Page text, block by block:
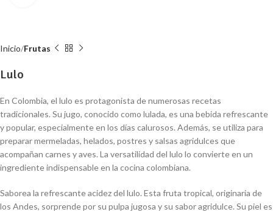
Inicio Frutas
Lulo
En Colombia, el lulo es protagonista de numerosas recetas
tradicionales. Su jugo, conocido como lulada, es una bebida refrescante
y popular, especialmente en los días calurosos. Además, se utiliza para
preparar mermeladas, helados, postres y salsas agridulces que
acompañan carnes y aves. La versatilidad del lulo lo convierte en un
ingrediente indispensable en la cocina colombiana.
Saborea la refrescante acidez del lulo. Esta fruta tropical, originaria de
los Andes, sorprende por su pulpa jugosa y su sabor agridulce. Su piel es